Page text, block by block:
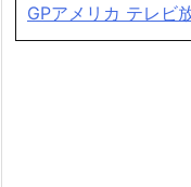
GPアメリカ テレビ